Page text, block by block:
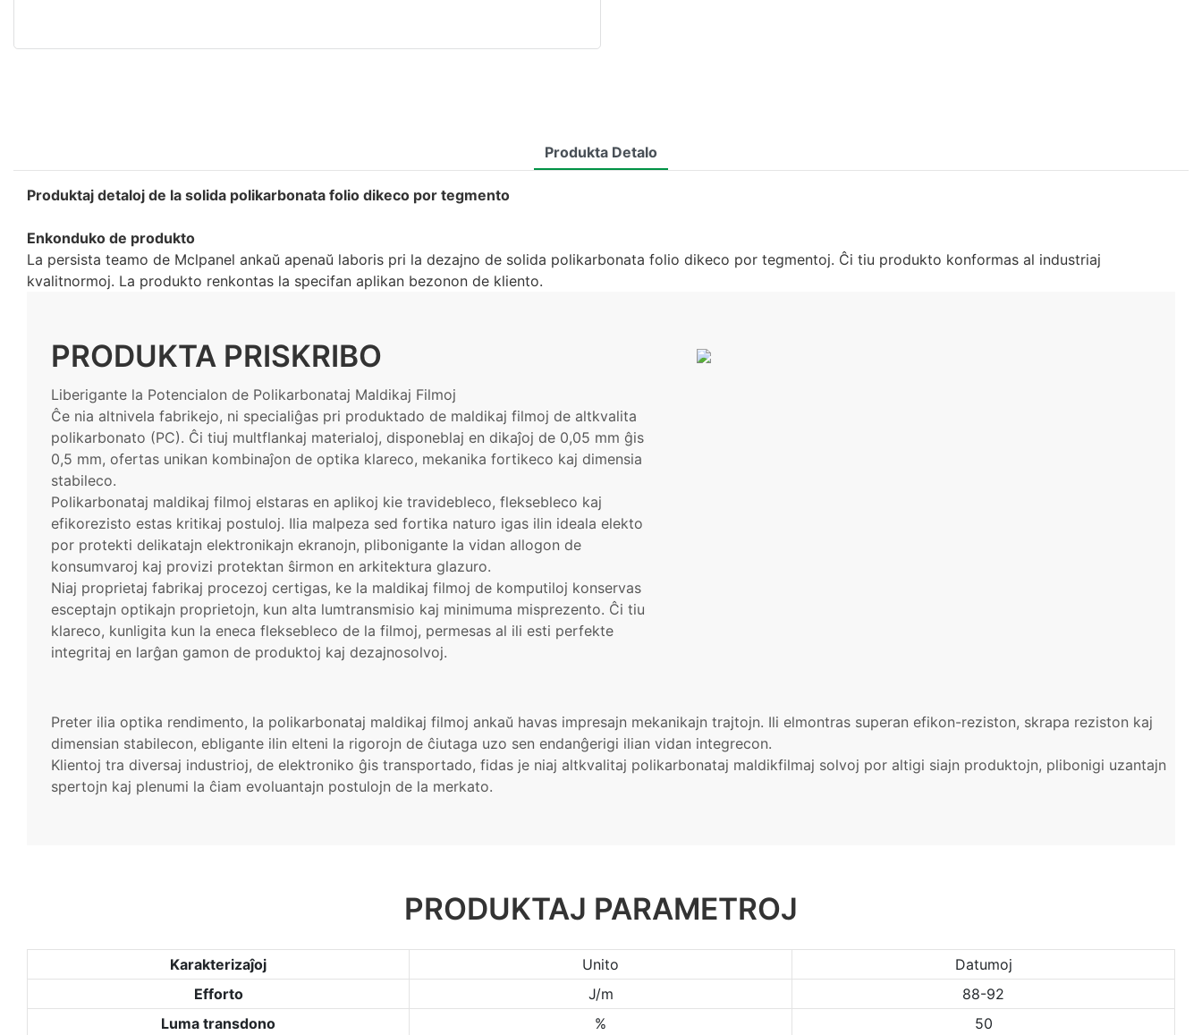
Produkta Detalo
Produktaj detaloj de la solida polikarbonata folio dikeco por tegmento
Enkonduko de produkto
La persista teamo de Mclpanel ankaŭ apenaŭ laboris pri la dezajno de solida polikarbonata folio dikeco por tegmentoj. Ĉi tiu produkto konformas al industriaj
kvalitnormoj. La produkto renkontas la specifan aplikan bezonon de kliento.
PRODUKTA PRISKRIBO
Liberigante la Potencialon de Polikarbonataj Maldikaj Filmoj
Ĉe nia altnivela fabrikejo, ni specialiĝas pri produktado de maldikaj filmoj de altkvalita
polikarbonato (PC). Ĉi tiuj multflankaj materialoj, disponeblaj en dikaĵoj de 0,05 mm ĝis
0,5 mm, ofertas unikan kombinaĵon de optika klareco, mekanika fortikeco kaj dimensia
stabileco.
Polikarbonataj maldikaj filmoj elstaras en aplikoj kie travidebleco, fleksebleco kaj
efikorezisto estas kritikaj postuloj. Ilia malpeza sed fortika naturo igas ilin ideala elekto
por protekti delikatajn elektronikajn ekranojn, plibonigante la vidan allogon de
konsumvaroj kaj provizi protektan ŝirmon en arkitektura glazuro.
Niaj proprietaj fabrikaj procezoj certigas, ke la maldikaj filmoj de komputiloj konservas
esceptajn optikajn proprietojn, kun alta lumtransmisio kaj minimuma misprezento. Ĉi tiu
klareco, kunligita kun la eneca fleksebleco de la filmoj, permesas al ili esti perfekte
integritaj en larĝan gamon de produktoj kaj dezajnosolvoj.
Preter ilia optika rendimento, la polikarbonataj maldikaj filmoj ankaŭ havas impresajn mekanikajn trajtojn. Ili elmontras superan efikon-reziston, skrapa reziston kaj
dimensian stabilecon, ebligante ilin elteni la rigorojn de ĉiutaga uzo sen endanĝerigi ilian vidan integrecon.
Klientoj tra diversaj industrioj, de elektroniko ĝis transportado, fidas je niaj altkvalitaj polikarbonataj maldikfilmaj solvoj por altigi siajn produktojn, plibonigi uzantajn
spertojn kaj plenumi la ĉiam evoluantajn postulojn de la merkato.
PRODUKTAJ PARAMETROJ
Karakterizaĵoj Unito
Datumoj
Efforto
J/m
88-92
Luma transdono
%
50